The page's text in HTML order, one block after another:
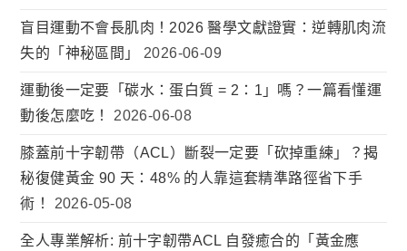
盲目運動不會長肌肉！2026 醫學文獻證實：逆轉肌肉流
失的「神秘區間」
2026-06-09
運動後一定要「碳水：蛋白質 = 2：1」嗎？一篇看懂運
動後怎麼吃！
2026-06-08
膝蓋前十字韌帶（ACL）斷裂一定要「砍掉重練」？揭
秘復健黃金 90 天：48% 的人靠這套精準路徑省下手
術！
2026-05-08
全人專業解析: 前十字韌帶ACL 自發癒合的「黃金應